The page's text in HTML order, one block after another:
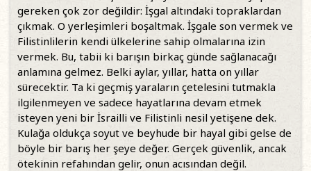
gereken çok zor değildir: İşgal altındaki topraklardan
çıkmak. O yerleşimleri boşaltmak. İşgale son vermek ve
Filistinlilerin kendi ülkelerine sahip olmalarına izin
vermek. Bu, tabii ki barışın birkaç günde sağlanacağı
anlamına gelmez. Belki aylar, yıllar, hatta on yıllar
sürecektir. Ta ki geçmiş yaraların çetelesini tutmakla
ilgilenmeyen ve sadece hayatlarına devam etmek
isteyen yeni bir İsrailli ve Filistinli nesil yetişene dek.
Kulağa oldukça soyut ve beyhude bir hayal gibi gelse de
böyle bir barış her şeye değer. Gerçek güvenlik, ancak
ötekinin refahından gelir, onun acısından değil.